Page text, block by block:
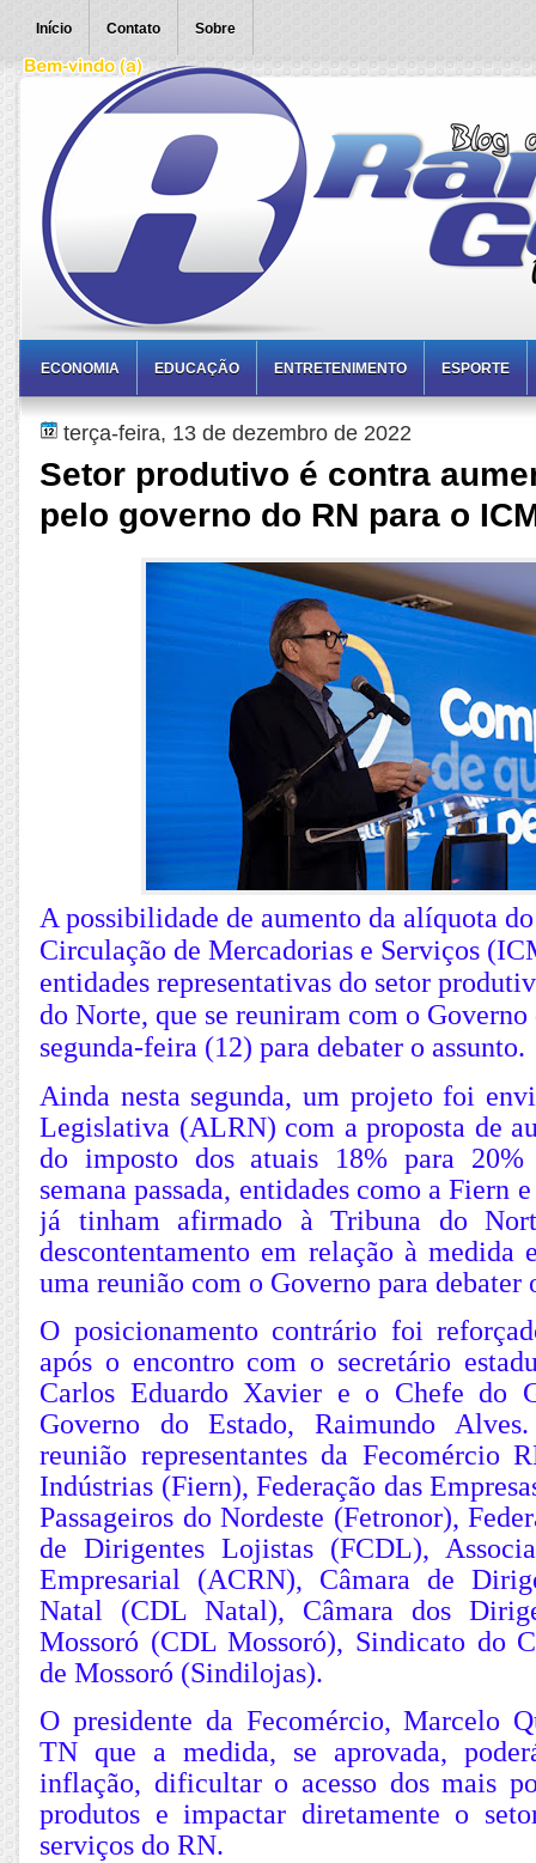
Início Contato Sobre
ECONOMIA EDUCAÇÃO ENTRETENIMENTO ESPORTE
terça-feira, 13 de dezembro de 2022
Setor produtivo é contra
pelo governo do RN para o
A possibilidade de aumento da alíquota
Circulação de Mercadorias e Serviços
entidades representativas do setor
do Norte, que se reuniram com o Governo
segunda-feira (12) para debater o assunto.
Ainda nesta segunda, um projeto foi
Legislativa (ALRN) com a proposta de
do imposto dos atuais 18% para
semana passada, entidades como a Fiern
já tinham afirmado à Tribuna do
descontentamento em relação à medida
uma reunião com o Governo para debater
O posicionamento contrário foi
após o encontro com o secretário
Carlos Eduardo Xavier e o Chefe do
Governo do Estado, Raimundo
reunião representantes da Fecomércio
Indústrias (Fiern), Federação das
Passageiros do Nordeste (Fetronor),
de Dirigentes Lojistas (FCDL),
Empresarial (ACRN), Câmara de
Natal (CDL Natal), Câmara dos
Mossoró (CDL Mossoró), Sindicato do
de Mossoró (Sindilojas).
O presidente da Fecomércio, Marcelo
TN que a medida, se aprovada,
inflação, dificultar o acesso dos mais
produtos e impactar diretamente o
serviços do RN.